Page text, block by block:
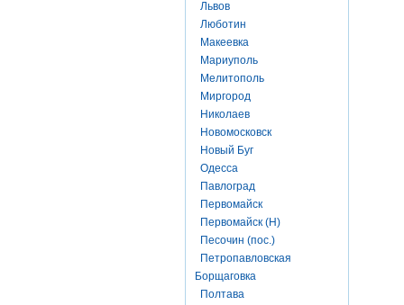
Львов
Люботин
Макеевка
Мариуполь
Мелитополь
Миргород
Николаев
Новомосковск
Новый Буг
Одесса
Павлоград
Первомайск
Первомайск (Н)
Песочин (пос.)
Петропавловская
Борщаговка
Полтава